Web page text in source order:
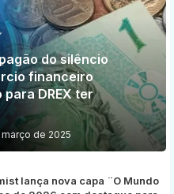
do silêncio
financeiro
DREX ter
de 2025
lança nova capa ¨O Mundo